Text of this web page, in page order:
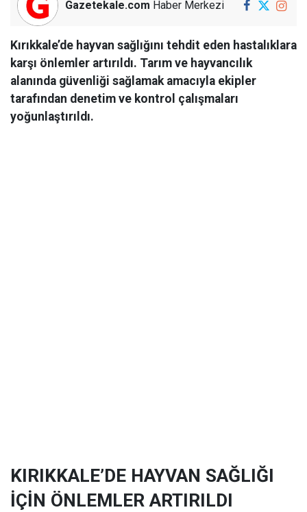
Gazetekale.com Haber Merkezi
Kırıkkale’de hayvan sağlığını tehdit eden hastalıklara
karşı önlemler artırıldı. Tarım ve hayvancılık
alanında güvenliği sağlamak amacıyla ekipler
tarafından denetim ve kontrol çalışmaları
yoğunlaştırıldı.
KIRIKKALE’DE HAYVAN SAĞLIĞI
İÇİN ÖNLEMLER ARTIRILDI